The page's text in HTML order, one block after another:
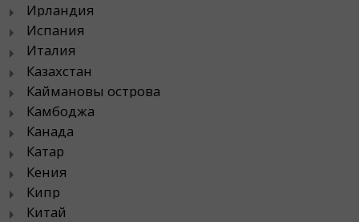
Ирландия
Испания
Италия
Казахстан
Каймановы острова
Камбоджа
Канада
Катар
Кения
Кипр
Китай